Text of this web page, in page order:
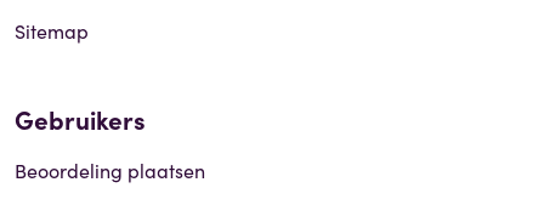
Sitemap
Gebruikers
Beoordeling plaatsen